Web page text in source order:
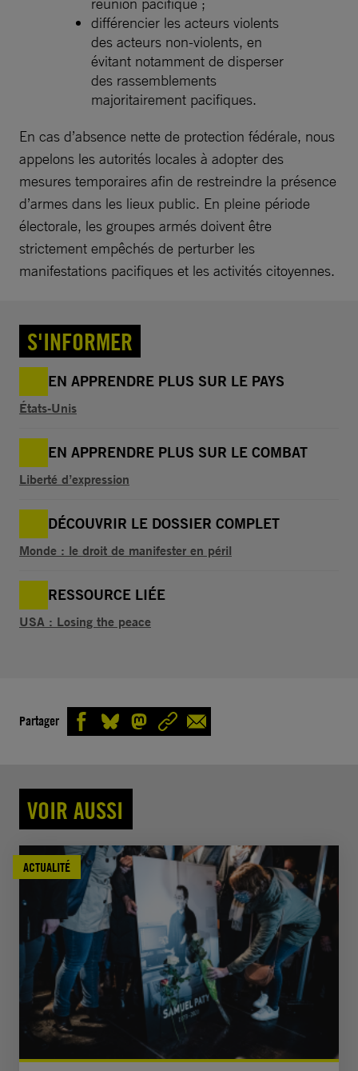
différencier les acteurs violents
des acteurs non-violents, en
évitant notamment de disperser
des rassemblements
majoritairement pacifiques.
En cas d’absence nette de protection fédérale, nous
appelons les autorités locales à adopter des
mesures temporaires afin de restreindre la présence
d’armes dans les lieux public. En pleine période
électorale, les groupes armés doivent être
strictement empêchés de perturber les
manifestations pacifiques et les activités citoyennes.
S'INFORMER
EN APPRENDRE PLUS SUR LE PAYS
États-Unis
EN APPRENDRE PLUS SUR LE COMBAT
Liberté d’expression
DÉCOUVRIR LE DOSSIER COMPLET
Monde : le droit de manifester en péril
RESSOURCE LIÉE
USA : Losing the peace
Partager
VOIR AUSSI
ACTUALITÉ